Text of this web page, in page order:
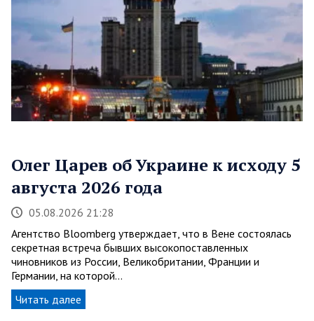
Олег Царев об Украине к исходу 5
августа 2026 года
05.08.2026 21:28
Агентство Bloomberg утверждает, что в Вене состоялась
секретная встреча бывших высокопоставленных
чиновников из России, Великобритании, Франции и
Германии, на которой…
Читать далее